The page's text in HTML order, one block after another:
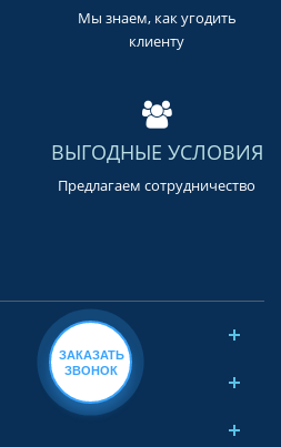
Мы знаем, как угодить
клиенту
ВЫГОДНЫЕ УСЛОВИЯ
Предлагаем сотрудничество
ЗАКАЗАТЬ
ЗВОНОК